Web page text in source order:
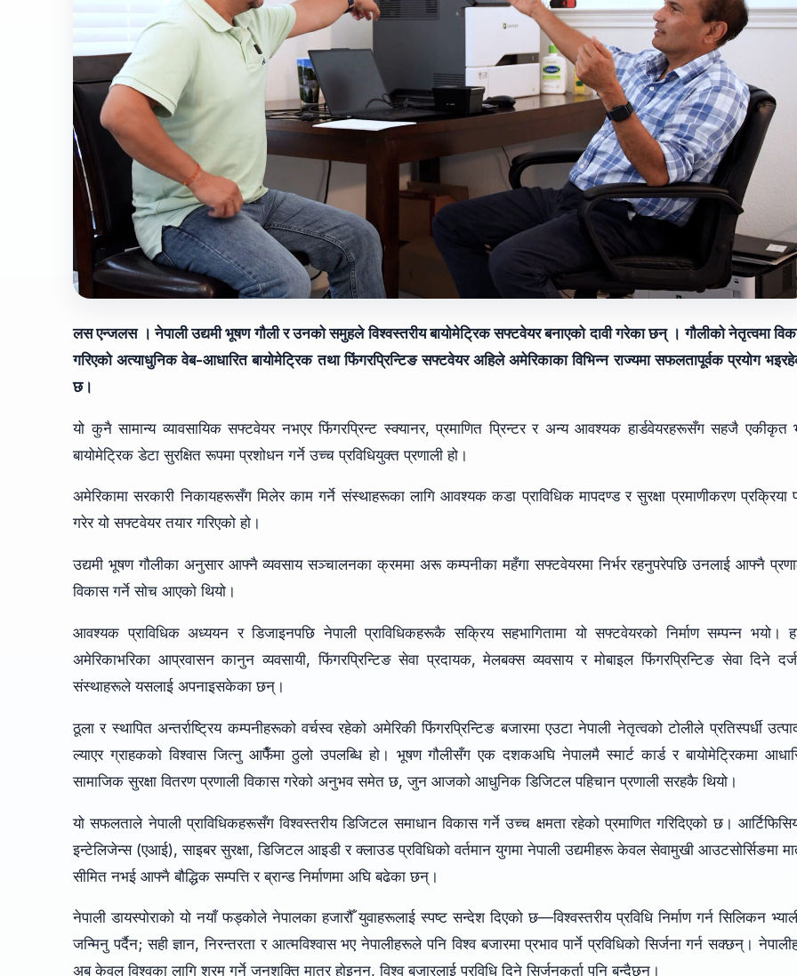
लस एन्जलस । नेपाली उद्यमी भूषण गौली र उनको समुहले विश्वस्तरीय बायोमेट्रिक सफ्टवेयर बनाएको दावी गरेका छन् । गौलीको नेतृत्वमा
गरिएको अत्याधुनिक वेब-आधारित बायोमेट्रिक तथा फिंगरप्रिन्टिङ सफ्टवेयर अहिले अमेरिकाका विभिन्न राज्यमा सफलतापूर्वक प्रयोग
छ।
यो कुनै सामान्य व्यावसायिक सफ्टवेयर नभएर फिंगरप्रिन्ट स्क्यानर, प्रमाणित प्रिन्टर र अन्य आवश्यक हार्डवेयरहरूसँग सहजै एकीकृत
बायोमेट्रिक डेटा सुरक्षित रूपमा प्रशोधन गर्ने उच्च प्रविधियुक्त प्रणाली हो।
अमेरिकामा सरकारी निकायहरूसँग मिलेर काम गर्ने संस्थाहरूका लागि आवश्यक कडा प्राविधिक मापदण्ड र सुरक्षा प्रमाणीकरण प्रक्रिया
गरेर यो सफ्टवेयर तयार गरिएको हो।
उद्यमी भूषण गौलीका अनुसार आफ्नै व्यवसाय सञ्चालनका क्रममा अरू कम्पनीका महँगा सफ्टवेयरमा निर्भर रहनुपरेपछि उनलाई आफ्नै
विकास गर्ने सोच आएको थियो।
आवश्यक प्राविधिक अध्ययन र डिजाइनपछि नेपाली प्राविधिकहरूकै सक्रिय सहभागितामा यो सफ्टवेयरको निर्माण सम्पन्न भयो।
अमेरिकाभरिका आप्रवासन कानुन व्यवसायी, फिंगरप्रिन्टिङ सेवा प्रदायक, मेलबक्स व्यवसाय र मोबाइल फिंगरप्रिन्टिङ सेवा दिने
संस्थाहरूले यसलाई अपनाइसकेका छन्।
ठूला र स्थापित अन्तर्राष्ट्रिय कम्पनीहरूको वर्चस्व रहेको अमेरिकी फिंगरप्रिन्टिङ बजारमा एउटा नेपाली नेतृत्वको टोलीले प्रतिस्पर्धी
ल्याएर ग्राहकको विश्वास जित्नु आफैँमा ठुलो उपलब्धि हो। भूषण गौलीसँग एक दशकअघि नेपालमै स्मार्ट कार्ड र बायोमेट्रिकमा
सामाजिक सुरक्षा वितरण प्रणाली विकास गरेको अनुभव समेत छ, जुन आजको आधुनिक डिजिटल पहिचान प्रणाली सरहकै थियो।
यो सफलताले नेपाली प्राविधिकहरूसँग विश्वस्तरीय डिजिटल समाधान विकास गर्ने उच्च क्षमता रहेको प्रमाणित गरिदिएको छ।
इन्टेलिजेन्स (एआई), साइबर सुरक्षा, डिजिटल आइडी र क्लाउड प्रविधिको वर्तमान युगमा नेपाली उद्यमीहरू केवल सेवामुखी आउटसोर्सिङमा
सीमित नभई आफ्नै बौद्धिक सम्पत्ति र ब्रान्ड निर्माणमा अघि बढेका छन्।
नेपाली डायस्पोराको यो नयाँ फड्कोले नेपालका हजारौँ युवाहरूलाई स्पष्ट सन्देश दिएको छ—विश्वस्तरीय प्रविधि निर्माण गर्न सिलिकन
जन्मिनु पर्दैन; सही ज्ञान, निरन्तरता र आत्मविश्वास भए नेपालीहरूले पनि विश्व बजारमा प्रभाव पार्ने प्रविधिको सिर्जना गर्न सक्छन्।
अब केवल विश्वका लागि श्रम गर्ने जनशक्ति मात्र होइनन्, विश्व बजारलाई प्रविधि दिने सिर्जनकर्ता पनि बन्दैछन्।